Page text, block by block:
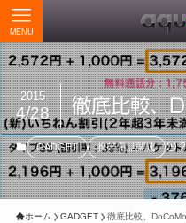
MENU
徹底比較、
2015
4/28
GADGET 携帯電話関連
ホーム GADGET 徹底比較、